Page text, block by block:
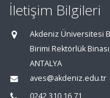
İletişim Bilgileri
Akdeniz Üniversitesi
Birimi Rektörlük
ANTALYA
aves@akdeniz.edu.tr
0242 310 16 71